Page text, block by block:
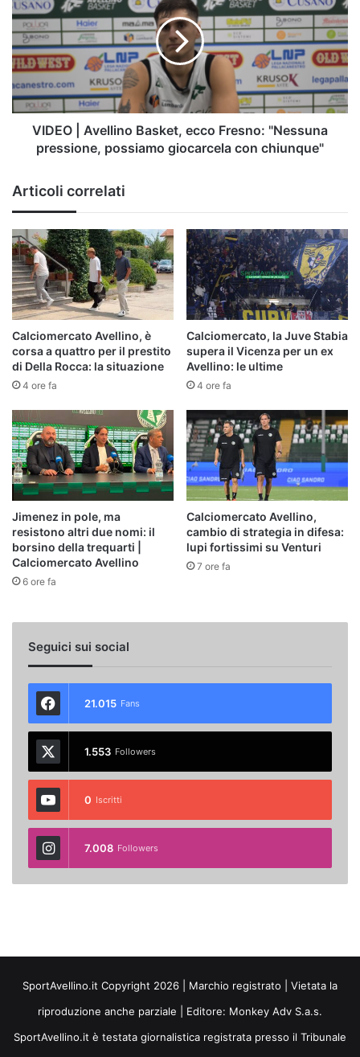
Avellino
Basket,
ecco
Fresno:
"Nessuna
pressione,
possiamo
giocarcela
VIDEO | Avellino Basket, ecco Fresno: "Nessuna
pressione, possiamo giocarcela con chiunque"
Articoli correlati
Calciomercato Avellino, è
corsa a quattro per il prestito
di Della Rocca: la situazione
4 ore fa
Calciomercato, la Juve Stabia
supera il Vicenza per un ex
Avellino: le ultime
4 ore fa
Jimenez in pole, ma
resistono altri due nomi: il
borsino della trequarti |
Calciomercato Avellino
6 ore fa
Calciomercato Avellino,
cambio di strategia in difesa:
lupi fortissimi su Venturi
7 ore fa
Seguici sui social
21.015 Fans
1.553 Followers
0 Iscritti
7.008 Followers
SportAvellino.it Copyright 2026 | Marchio registrato | Vietata la
riproduzione anche parziale | Editore: Monkey Adv S.a.s.
SportAvellino.it è testata giornalistica registrata presso il Tribunale